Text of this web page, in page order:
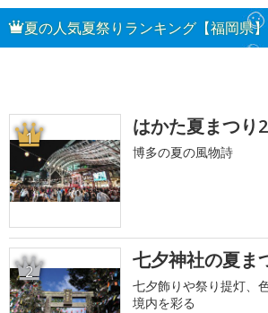
夏の人気夏祭りランキング【福岡県】
1 はかた夏まつり
博多の夏の風物詩
2 七夕神社の夏ま
七夕飾りや祭り提灯、
境内を彩る